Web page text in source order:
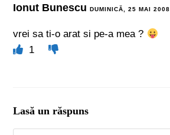
Ionut BunescuDUMINICĂ, 25 MAI 2008
vrei sa ti-o arat si pe-a mea ?
1
Lasă un răspuns